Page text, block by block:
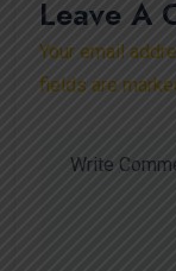
Leave A
Your email
fields are